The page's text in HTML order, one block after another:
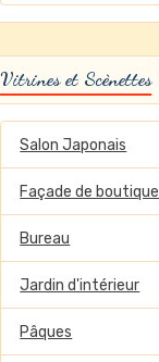
Vitrines et Scènettes
Salon Japonais
Façade de boutique
Bureau
Jardin d'intérieur
Pâques